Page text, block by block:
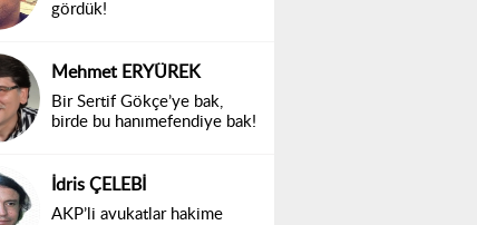
gördük!
Mehmet ERYÜREK
Bir Sertif Gökçe’ye bak,
birde bu hanımefendiye bak!
İdris ÇELEBİ
AKP’li avukatlar hakime